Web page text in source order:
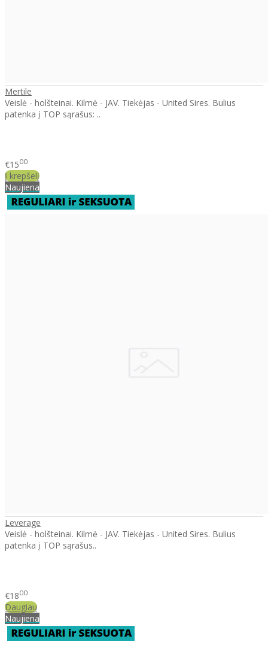
Mertile
Veislė - holšteinai. Kilmė - JAV. Tiekėjas - United Sires. Bulius
patenka į TOP sąrašus: ..
€1500
Į krepšelį
Naujiena
Leverage
Veislė - holšteinai. Kilmė - JAV. Tiekėjas - United Sires. Bulius
patenka į TOP sąrašus..
€1800
Daugiau
Naujiena